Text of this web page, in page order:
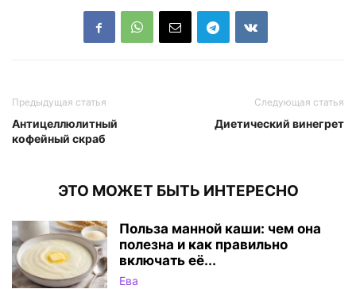
Предыдущая статья
Антицеллюлитный
кофейный скраб
Следующая статья
Диетический винегрет
ЭТО МОЖЕТ БЫТЬ ИНТЕРЕСНО
Польза манной каши: чем она
полезна и как правильно
включать её...
Ева